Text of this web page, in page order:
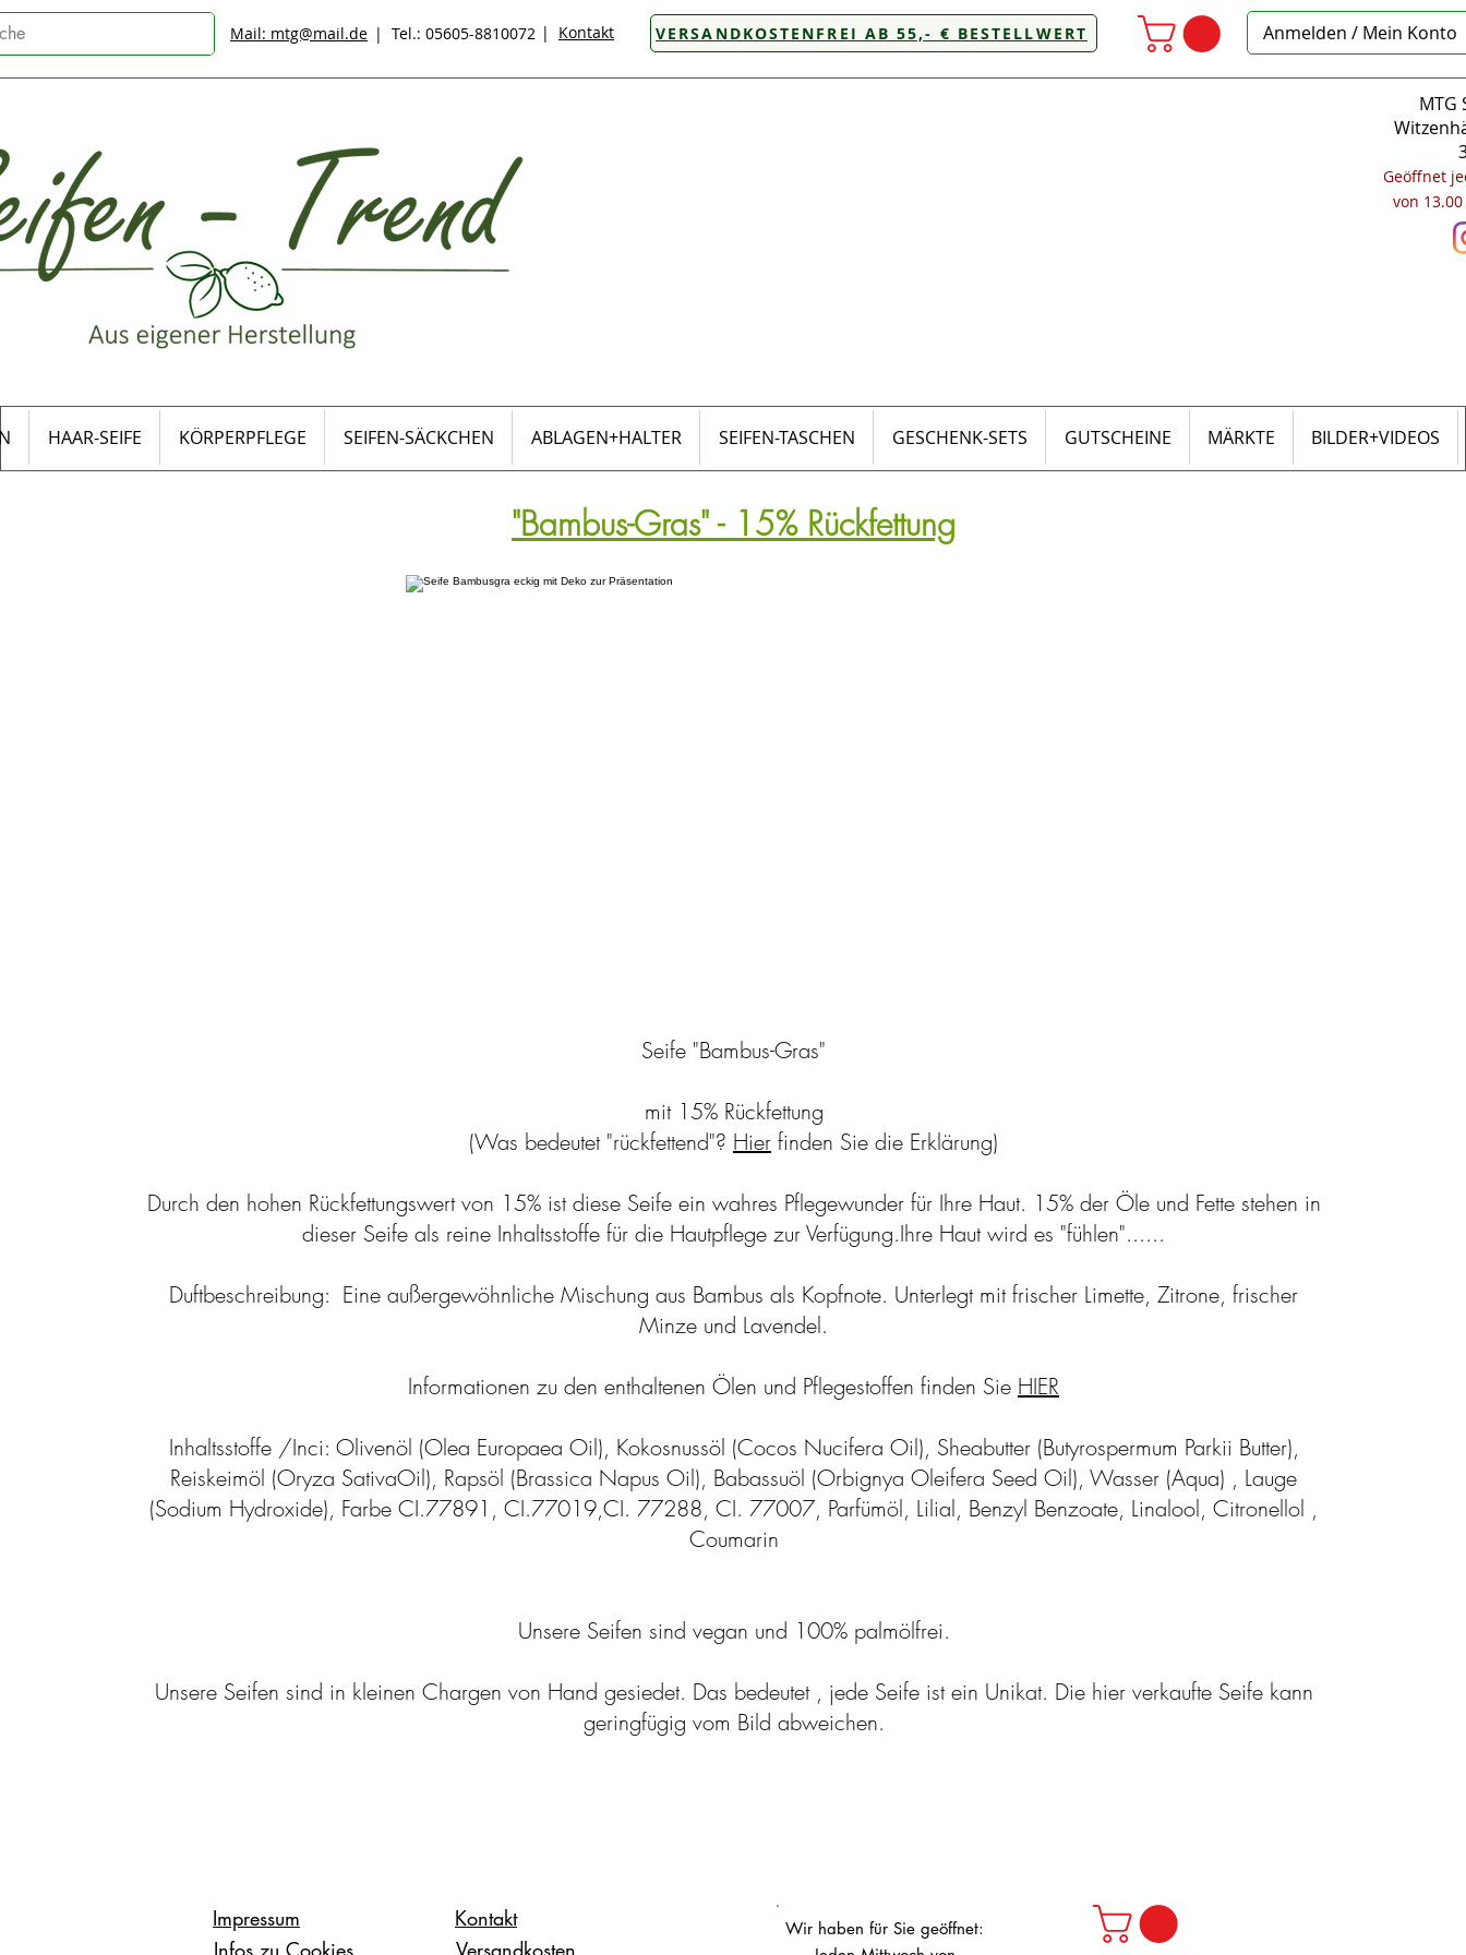
Mail: mtg@mail.de | Tel.: 05605-8810072 | Kontakt VERSANDKOSTENFREI AB 55,- € BESTELLWERT Anmelden / Mein Konto
MTG
Geöffnet
von
HAAR-SEIFE KÖRPERPFLEGE SEIFEN-SÄCKCHEN ABLAGEN+HALTER SEIFEN-TASCHEN GESCHENK-SETS GUTSCHEINE MÄRKTE BILDER+VIDEOS
"Bambus-Gras" - 15% Rückfettung
Seife "Bambus-Gras"
mit 15% Rückfettung
(Was bedeutet "rückfettend"? Hier finden Sie die Erklärung)
Durch den hohen Rückfettungswert von 15% ist diese Seife ein wahres Pflegewunder für Ihre Haut. 15% der Öle und Fette stehen in
dieser Seife als reine Inhaltsstoffe für die Hautpflege zur Verfügung.Ihre Haut wird es "fühlen"......
Duftbeschreibung: Eine außergewöhnliche Mischung aus Bambus als Kopfnote. Unterlegt mit frischer Limette, Zitrone, frischer
Minze und Lavendel.
Informationen zu den enthaltenen Ölen und Pflegestoffen finden Sie HIER
Inhaltsstoffe /Inci: Olivenöl (Olea Europaea Oil), Kokosnussöl (Cocos Nucifera Oil), Sheabutter (Butyrospermum Parkii Butter),
Reiskeimöl (Oryza SativaOil), Rapsöl (Brassica Napus Oil), Babassuöl (Orbignya Oleifera Seed Oil), Wasser (Aqua) , Lauge
(Sodium Hydroxide), Farbe CI.77891, CI.77019,CI. 77288, CI. 77007, Parfümöl, Lilial, Benzyl Benzoate, Linalool, Citronellol ,
Coumarin
Unsere Seifen sind vegan und 100% palmölfrei.
Unsere Seifen sind in kleinen Chargen von Hand gesiedet. Das bedeutet , jede Seife ist ein Unikat. Die hier verkaufte Seife kann
geringfügig vom Bild abweichen.
Impressum
Kontakt
Wir haben für Sie geöffnet: